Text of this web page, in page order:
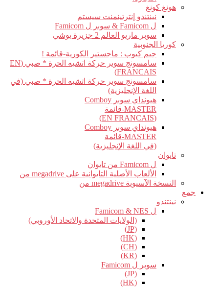
هونغ كونغ
نينتندو إنترتينمنت سيستم
ل Famicom & سوبر ل Famicom
سوبر ماريو العالم 2 جزيرة يوشي
كوريا الجنوبية
جيم كيوب : ماجستير الكورية-قائمة !
سامسونج سوبر حركة اتشيه الحرة * صبي (EN
FRANCAIS)
سامسونج سوبر حركة اتشيه الحرة * صبي (في
اللغة الإنجليزية)
هيونداي سوبر Comboy
MASTER-قائمة
(EN FRANCAIS)
هيونداي سوبر Comboy
MASTER-قائمة
(في اللغة الإنجليزية)
تايوان
ل Famicom من تايوان
الألعاب الأصلية التايوانية على megadrive من
النسخة الآسيوية megadrive من
جمع
نينتندو
ل Famicom & NES
(الولايات المتحدة والاتحاد الأوروبي)
(JP)
(HK)
(CH)
(KR)
سوبر ل Famicom
(JP)
(HK)